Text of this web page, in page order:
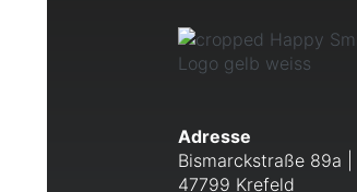
Adresse
Bismarckstraße 89a |
47799 Krefeld